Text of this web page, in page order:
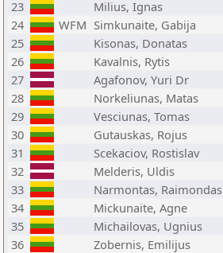
23
Milius, Ignas
24
WFM Simkunaite, Gabija
25
Kisonas, Donatas
26
Kavalnis, Rytis
27
Agafonov, Yuri Dr
28
Norkeliunas, Matas
29
Vesciunas, Tomas
30
Gutauskas, Rojus
31
Scekaciov, Rostislav
32
Melderis, Uldis
33
Narmontas, Raimondas
34
Mickunaite, Agne
35
Michailovas, Ugnius
36
Zobernis, Emilijus